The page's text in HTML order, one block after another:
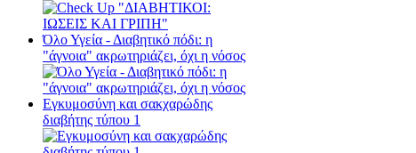
Όλο Υγεία - Διαβητικό πόδι: η
"άγνοια" ακρωτηριάζει, όχι η νόσος
Εγκυμοσύνη και σακχαρώδης
διαβήτης τύπου 1